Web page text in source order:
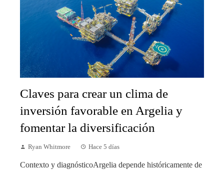
Claves para crear un clima de
inversión favorable en Argelia y
fomentar la diversificación
Ryan Whitmore Hace 5 días
Contexto y diagnósticoArgelia depende históricamente de